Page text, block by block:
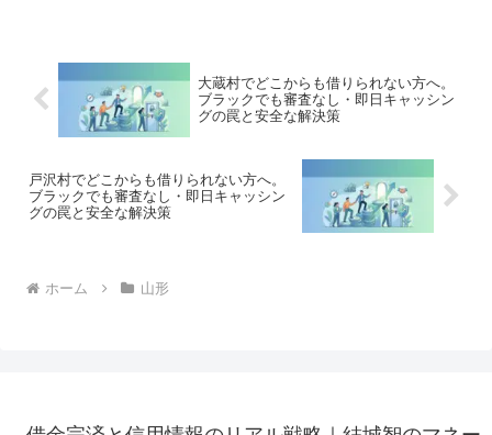
る無料相談窓口をご案内します。
大蔵村でどこからも借りられない方へ。
ブラックでも審査なし・即日キャッシン
グの罠と安全な解決策
戸沢村でどこからも借りられない方へ。
ブラックでも審査なし・即日キャッシン
グの罠と安全な解決策
ホーム 山形